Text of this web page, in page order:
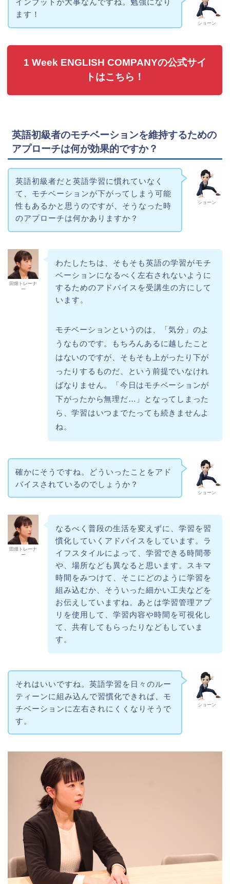
ショーン
インプットが大事なんですね。勉強になり
ます！
1 Week ENGLISH COMPANYの公式サイ
トはこちら！
英語初級者のモチベーションを維持するための
アプローチは何が効果的ですか？
ショーン
英語初級者だと英語学習に慣れていなく
て、モチベーションが下がってしまう可能
性もあるかと思うのですが、そうなった時
のアプローチは何かありますか？
田畑トレーナ
ー
わたしたちは、そもそも英語の学習がモチ
ベーションになるべく左右されないように
するためのアドバイスを受講生の方にして
います。
モチベーションというのは、「気分」のよ
うなものです。もちろんあるに越したこと
はないのですが、そもそも上がったり下が
ったりするものだ、という前提でいなけれ
ばなりません。「今日はモチベーションが
下がったから無理だ…」となってしまった
ら、学習はいつまでたっても続きませんよ
ね。
ショーン
確かにそうですね。どういったことをアド
バイスされているのでしょうか？
田畑トレーナ
ー
なるべく普段の生活を変えずに、学習を習
慣化していくアドバイスをしています。ラ
イフスタイルによって、学習できる時間帯
や、場所なども異なると思います。スキマ
時間をみつけて、そこにどのように学習を
組み込むか、そういった細かい工夫などを
お伝えしていますね。あとは学習管理アプ
リを使用して、学習内容や時間を可視化し
て、共有してもらったりなどもしていま
す。
ショーン
それはいいですね。英語学習を日々のルー
ティーンに組み込んで習慣化できれば、モ
チベーションに左右されにくくなりそうで
す。